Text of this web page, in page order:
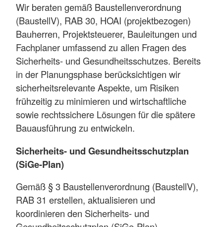
Wir beraten gemäß Baustellenverordnung
(BaustellV), RAB 30, HOAI (projektbezogen)
Bauherren, Projektsteuerer, Bauleitungen und
Fachplaner umfassend zu allen Fragen des
Sicherheits- und Gesundheitsschutzes. Bereits
in der Planungsphase berücksichtigen wir
sicherheitsrelevante Aspekte, um Risiken
frühzeitig zu minimieren und wirtschaftliche
sowie rechtssichere Lösungen für die spätere
Bauausführung zu entwickeln.
Sicherheits- und Gesundheitsschutzplan
(SiGe-Plan)
Gemäß § 3 Baustellenverordnung (BaustellV),
RAB 31 erstellen, aktualisieren und
koordinieren den Sicherheits- und